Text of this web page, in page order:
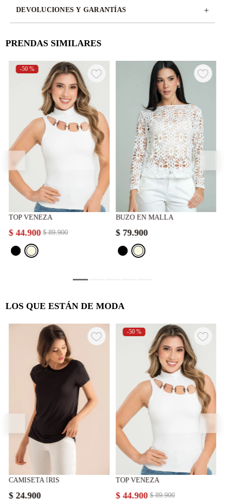
DEVOLUCIONES Y GARANTÍAS +
PRENDAS SIMILARES
-50 %
TOP VENEZA
$ 89.900
$ 44.900
BUZO EN MALLA
$ 79.900
LOS QUE ESTÁN DE MODA
CAMISETA IRIS
$ 24.900
-50 %
TOP VENEZA
$ 89.900
$ 44.900